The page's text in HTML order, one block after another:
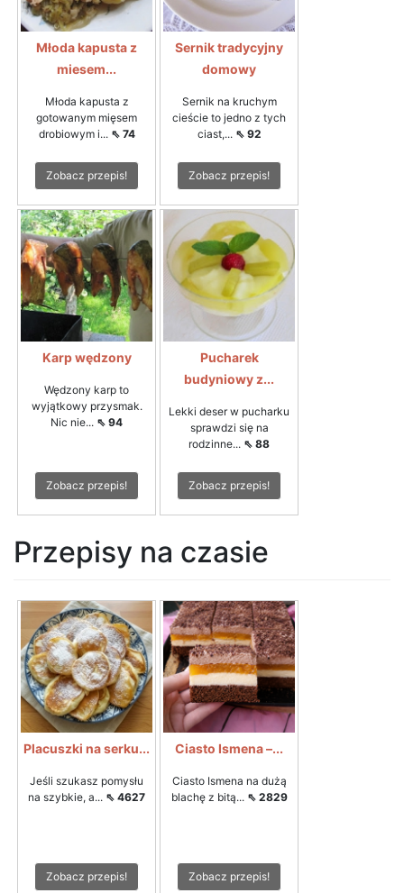
Młoda kapusta z
miesem...
Młoda kapusta z
gotowanym mięsem
drobiowym i... ⇖ 74
Zobacz przepis!
Sernik tradycyjny
domowy
Sernik na kruchym
cieście to jedno z tych
ciast,... ⇖ 92
Zobacz przepis!
Karp wędzony
Wędzony karp to
wyjątkowy przysmak.
Nic nie... ⇖ 94
Zobacz przepis!
Pucharek
budyniowy z...
Lekki deser w pucharku
sprawdzi się na
rodzinne... ⇖ 88
Zobacz przepis!
Przepisy na czasie
Placuszki na serku...
Jeśli szukasz pomysłu
na szybkie, a... ⇖ 4627
Zobacz przepis!
Ciasto Ismena –...
Ciasto Ismena na dużą
blachę z bitą... ⇖ 2829
Zobacz przepis!